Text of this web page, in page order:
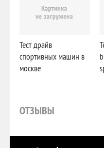
Тест драйв
спортивных машин в
москве
ОТЗЫВЫ